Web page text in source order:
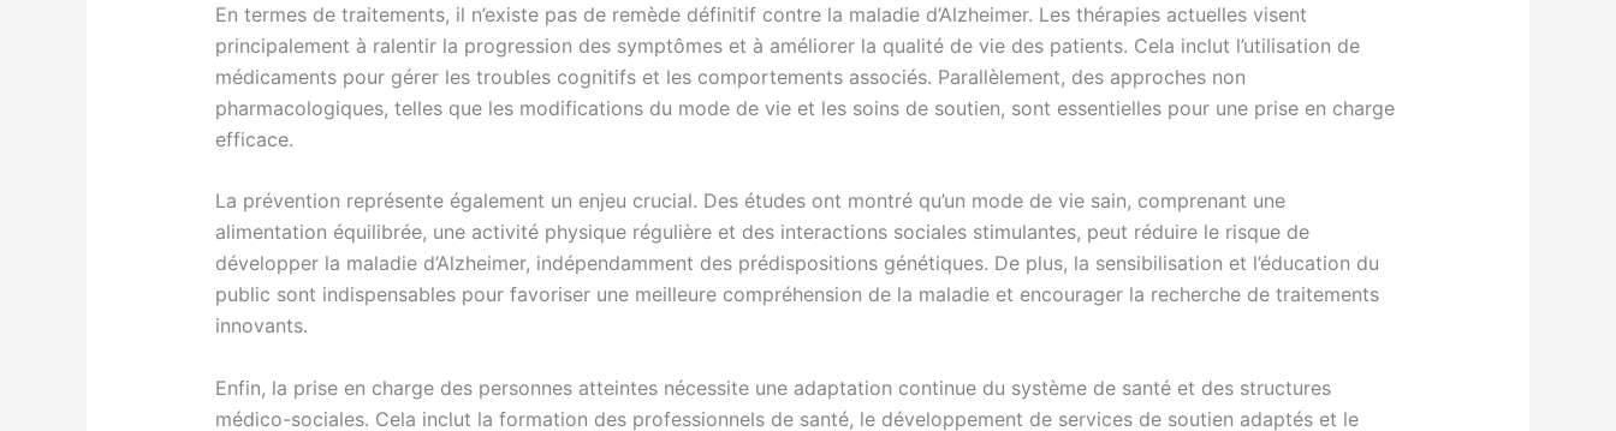
En termes de traitements, il n’existe pas de remède définitif contre la maladie d’Alzheimer. Les thérapies actuelles visent
principalement à ralentir la progression des symptômes et à améliorer la qualité de vie des patients. Cela inclut l’utilisation de
médicaments pour gérer les troubles cognitifs et les comportements associés. Parallèlement, des approches non
pharmacologiques, telles que les modifications du mode de vie et les soins de soutien, sont essentielles pour une prise en charge
efficace.
La prévention représente également un enjeu crucial. Des études ont montré qu’un mode de vie sain, comprenant une
alimentation équilibrée, une activité physique régulière et des interactions sociales stimulantes, peut réduire le risque de
développer la maladie d’Alzheimer, indépendamment des prédispositions génétiques. De plus, la sensibilisation et l’éducation du
public sont indispensables pour favoriser une meilleure compréhension de la maladie et encourager la recherche de traitements
innovants.
Enfin, la prise en charge des personnes atteintes nécessite une adaptation continue du système de santé et des structures
médico-sociales. Cela inclut la formation des professionnels de santé, le développement de services de soutien adaptés et le